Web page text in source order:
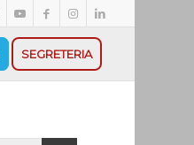
SEGRETERIA